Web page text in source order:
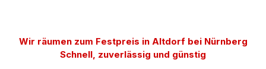
Wir räumen zum Festpreis in Altdorf bei Nürnberg
Schnell, zuverlässig und günstig